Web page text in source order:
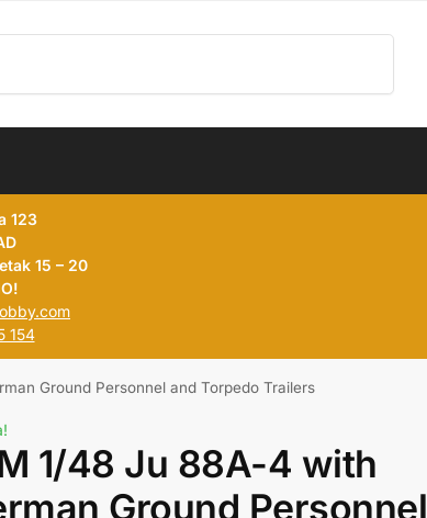
123
15 – 20
154
Ground Personnel and Torpedo Trailers
1/48 Ju 88A-4 with
Ground Personnel